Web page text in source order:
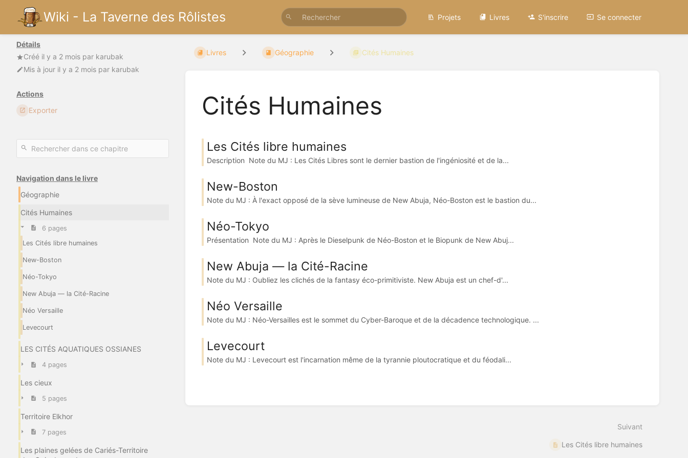
Wiki - La Taverne des Rôlistes Projets Livres S'inscrire Se connecter
Détails
Créé il y a 2 mois par karubak
Mis à jour il y a 2 mois par karubak
Actions
Exporter
Navigation dans le livre
Géographie
Cités Humaines
6 pages
Les Cités libre humaines
New-Boston
Néo-Tokyo
New Abuja — la Cité-Racine
Néo Versaille
Levecourt
LES CITÉS AQUATIQUES OSSIANES
4 pages
Les cieux
5 pages
Territoire Elkhor
7 pages
Les plaines gelées de Cariés-Territoire
Livres Géographie Cités Humaines
Cités Humaines
Les Cités libre humaines
Description Note du MJ : Les Cités Libres sont le dernier bastion de l'ingéniosité et de la...
New-Boston
Note du MJ : À l'exact opposé de la sève lumineuse de New Abuja, Néo-Boston est le bastion du...
Néo-Tokyo
Présentation Note du MJ : Après le Dieselpunk de Néo-Boston et le Biopunk de New Abuj...
New Abuja — la Cité-Racine
Note du MJ : Oubliez les clichés de la fantasy éco-primitiviste. New Abuja est un chef-d'...
Néo Versaille
Note du MJ : Néo-Versailles est le sommet du Cyber-Baroque et de la décadence technologique. ...
Levecourt
Note du MJ : Levecourt est l'incarnation même de la tyrannie ploutocratique et du féodali...
Suivant
Les Cités libre humaines